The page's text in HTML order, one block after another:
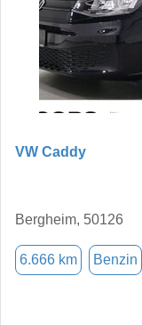
VW Caddy
Bergheim, 50126
6.666 km Benzin